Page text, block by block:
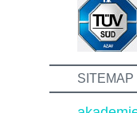
schreibe
SITEMAP